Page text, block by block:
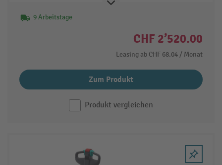
9 Arbeitstage
CHF 2’520.00
Leasing ab CHF 68.04 / Monat
Zum Produkt
Produkt vergleichen